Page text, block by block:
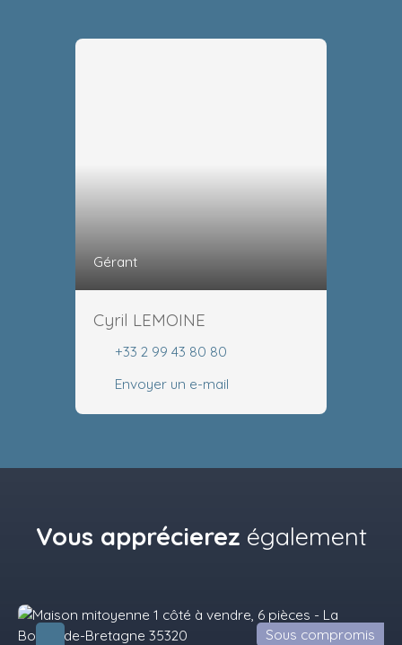
Gérant
Cyril LEMOINE
+33 2 99 43 80 80
Envoyer un e-mail
Vous apprécierez également
Sous compromis